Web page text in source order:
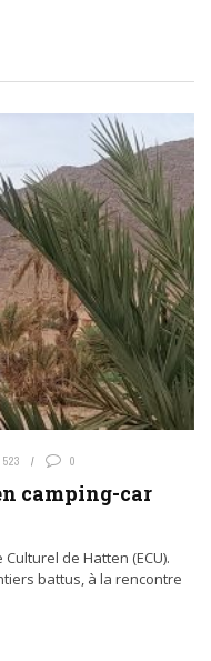
523 0
camping-car
de Hatten (ECU).
battus, à la rencontre